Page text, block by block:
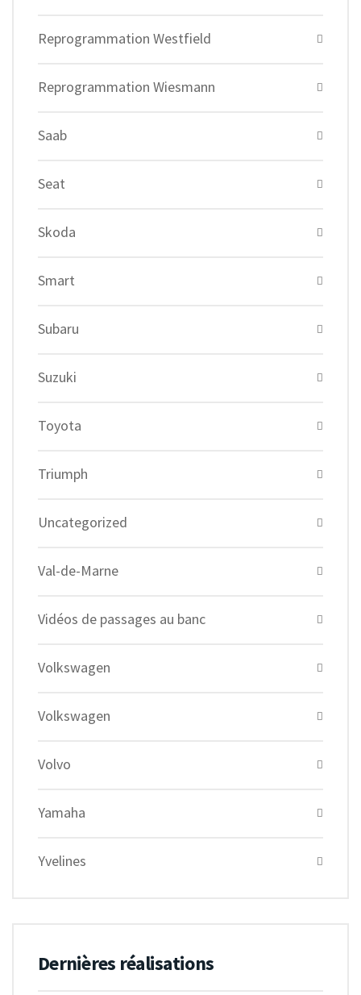
Reprogrammation Westfield
Reprogrammation Wiesmann
Saab
Seat
Skoda
Smart
Subaru
Suzuki
Toyota
Triumph
Uncategorized
Val-de-Marne
Vidéos de passages au banc
Volkswagen
Volkswagen
Volvo
Yamaha
Yvelines
Dernières réalisations